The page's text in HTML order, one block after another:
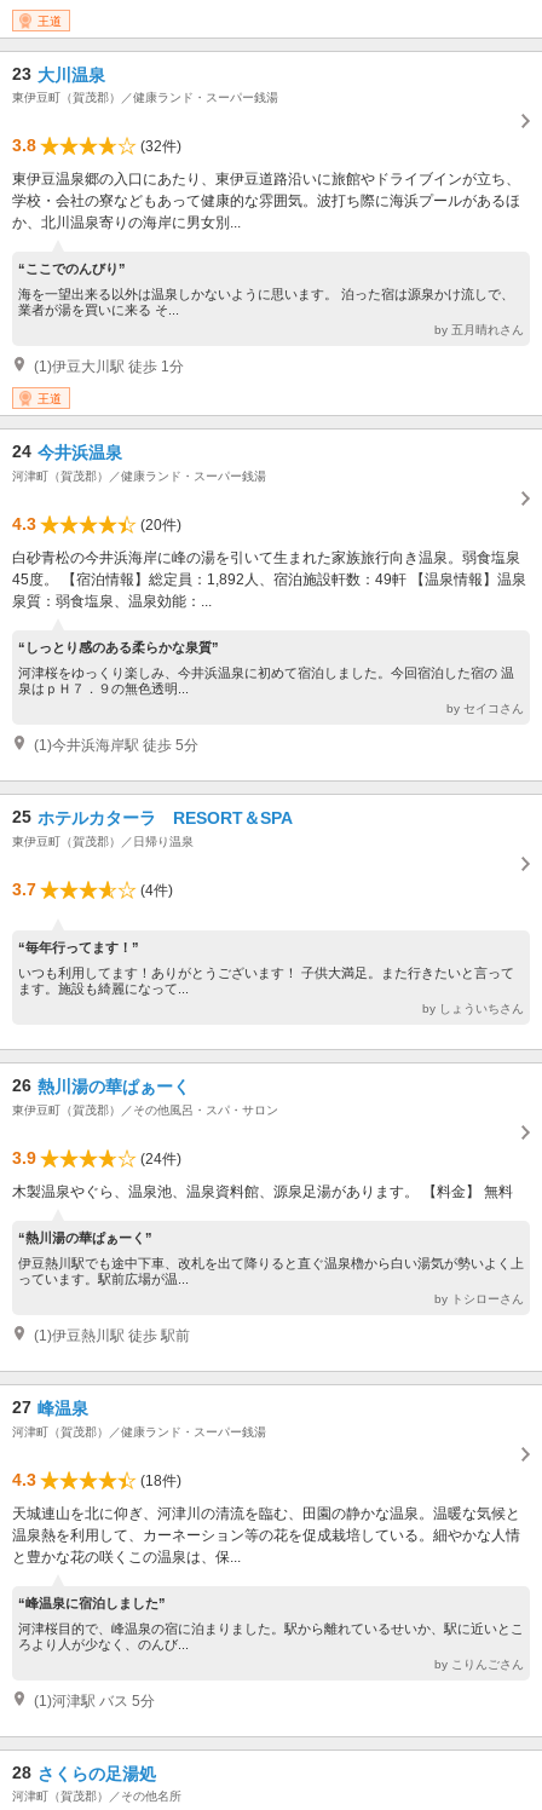
王道
23 大川温泉
東伊豆町（賀茂郡）／健康ランド・スーパー銭湯
3.8
(32件)
東伊豆温泉郷の入口にあたり、東伊豆道路沿いに旅館やドライブインが立ち、
学校・会社の寮などもあって健康的な雰囲気。波打ち際に海浜プールがあるほ
か、北川温泉寄りの海岸に男女別...
“ここでのんびり”
海を一望出来る以外は温泉しかないように思います。 泊った宿は源泉かけ流しで、
業者が湯を買いに来る そ...
by 五月晴れさん
(1)伊豆大川駅 徒歩 1分
王道
24 今井浜温泉
河津町（賀茂郡）／健康ランド・スーパー銭湯
4.3
(20件)
白砂青松の今井浜海岸に峰の湯を引いて生まれた家族旅行向き温泉。弱食塩泉
45度。 【宿泊情報】総定員：1,892人、宿泊施設軒数：49軒 【温泉情報】温泉
泉質：弱食塩泉、温泉効能：...
“しっとり感のある柔らかな泉質”
河津桜をゆっくり楽しみ、今井浜温泉に初めて宿泊しました。今回宿泊した宿の 温
泉はｐＨ７．９の無色透明...
by セイコさん
(1)今井浜海岸駅 徒歩 5分
25 ホテルカターラ RESORT＆SPA
東伊豆町（賀茂郡）／日帰り温泉
3.7 (4件)
“毎年行ってます！”
いつも利用してます！ありがとうございます！ 子供大満足。また行きたいと言って
ます。施設も綺麗になって...
by しょういちさん
26 熱川湯の華ぱぁーく
東伊豆町（賀茂郡）／その他風呂・スパ・サロン
3.9
(24件)
木製温泉やぐら、温泉池、温泉資料館、源泉足湯があります。 【料金】 無料
“熱川湯の華ぱぁーく”
伊豆熱川駅でも途中下車、改札を出て降りると直ぐ温泉櫓から白い湯気が勢いよく上
っています。駅前広場が温...
by トシローさん
(1)伊豆熱川駅 徒歩 駅前
27 峰温泉
河津町（賀茂郡）／健康ランド・スーパー銭湯
4.3
(18件)
天城連山を北に仰ぎ、河津川の清流を臨む、田園の静かな温泉。温暖な気候と
温泉熱を利用して、カーネーション等の花を促成栽培している。細やかな人情
と豊かな花の咲くこの温泉は、保...
“峰温泉に宿泊しました”
河津桜目的で、峰温泉の宿に泊まりました。駅から離れているせいか、駅に近いとこ
ろより人が少なく、のんび...
by こりんごさん
(1)河津駅 バス 5分
28 さくらの足湯処
河津町（賀茂郡）／その他名所